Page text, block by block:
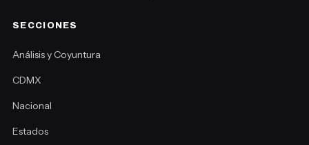
SECCIONES
Análisis y Coyuntura
CDMX
Nacional
Estados